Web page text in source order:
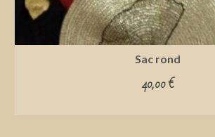
Sac rond
40,00€